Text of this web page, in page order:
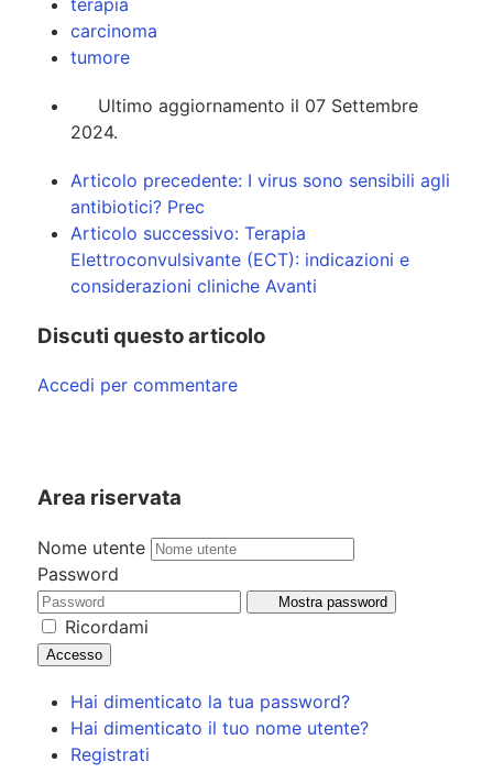
carcinoma
tumore
Ultimo aggiornamento il 07 Settembre
2024.
Articolo precedente: I virus sono sensibili agli
antibiotici? Prec
Articolo successivo: Terapia
Elettroconvulsivante (ECT): indicazioni e
considerazioni cliniche Avanti
Discuti questo articolo
Accedi per commentare
Area riservata
Nome utente
Password
Mostra password
Ricordami
Accesso
Hai dimenticato la tua password?
Hai dimenticato il tuo nome utente?
Registrati